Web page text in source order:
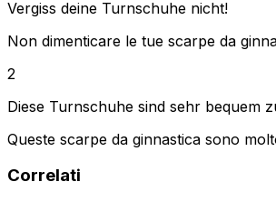
Vergiss deine Turnschuhe nicht!
Non dimenticare le tue scarpe da
2
Diese Turnschuhe sind sehr bequem
Queste scarpe da ginnastica sono
Correlati